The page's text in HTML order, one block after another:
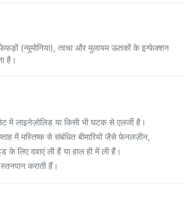
(न्यूमोनिया), त्वचा और मुलायम ऊतकों के इन्फेक्शन
है।
में लाइनेज़ोलिड या किसी भी घटक से एलर्जी है।
में मस्तिष्क से संबंधित बीमारियों जैसे फेनलज़ीन,
के लिए दवाएं ली हैं या हाल ही में ली हैं।
कराती हैं।